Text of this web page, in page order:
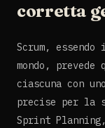
corretta
Scrum,
mondo,
ciascuna con
precise per la
Sprint